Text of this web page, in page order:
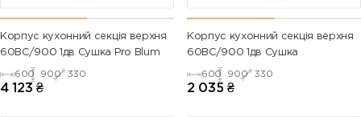
Корпус кухонний секцiя верхня
60ВС/900 1дв Сушка Pro Blum
600 900 330
4 123 ₴
Корпус кухонний секцiя верхня
60ВС/900 1дв Сушка
600 900 330
2 035 ₴